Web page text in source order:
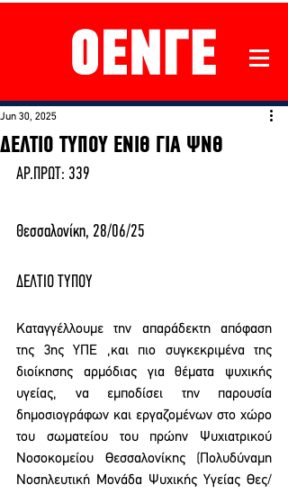
ΔΕΛΤΙΟ ΤΥΠΟΥ ΕΝΙΘ ΓΙΑ ΨΝΘ
Jun 30, 2025
ΑΡ.ΠΡΩΤ: 339
Θεσσαλονίκη, 28/06/25
ΔΕΛΤΙΟ ΤΥΠΟΥ
Καταγγέλλουμε την απαράδεκτη απόφαση
της 3ης ΥΠΕ ,και πιο συγκεκριμένα της
διοίκησης αρμόδιας για θέματα ψυχικής
υγείας, να εμποδίσει την παρουσία
δημοσιογράφων και εργαζομένων στο χώρο
του σωματείου του πρώην Ψυχιατρικού
Νοσοκομείου Θεσσαλονίκης (Πολυδύναμη
Νοσηλευτική Μονάδα Ψυχικής Υγείας Θες/